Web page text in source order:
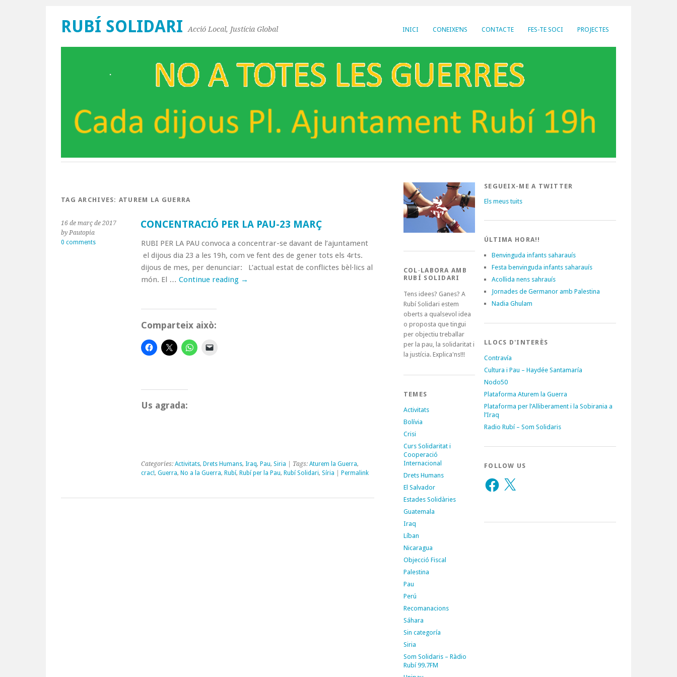
INICI CONEIXE’NS CONTACTE FES-TE SOCI PROJECTES
RUBÍ SOLIDARI Acció Local, Justícia Global
TAG ARCHIVES: ATUREM LA GUERRA
16 de març de 2017
by Pautopia
0 comments
CONCENTRACIÓ PER LA PAU-23 MARÇ
RUBI PER LA PAU convoca a concentrar-se davant de l’ajuntament
el dijous dia 23 a les 19h, com ve fent des de gener tots els 4rts.
dijous de mes, per denunciar: L’actual estat de conflictes bèl·lics al
món. El … Continue reading →
Comparteix això:
Us agrada:
Categories: Activitats, Drets Humans, Iraq, Pau, Siria | Tags: Aturem la Guerra,
crac!, Guerra, No a la Guerra, Rubí, Rubí per la Pau, Rubí Solidari, Síria Permalink
COL·LABORA AMB
RUBÍ SOLIDARI
Tens idees? Ganes? A
Rubí Solidari estem
oberts a qualsevol idea
o proposta que tingui
per objectiu treballar
per la pau, la solidaritat i
la justícia. Explica'ns!!!
TEMES
Activitats
Bolívia
Crisi
Curs Solidaritat i
Cooperació
Internacional
Drets Humans
El Salvador
Estades Solidàries
Guatemala
Iraq
Líban
Nicaragua
Objecció Fiscal
Palestina
Pau
Perú
Recomanacions
Sáhara
Sin categoría
Siria
Som Solidaris – Ràdio
Rubí 99.7FM
SEGUEIX-ME A TWITTER
Els meus tuits
ÚLTIMA HORA!!
Benvinguda infants saharauís
Festa benvinguda infants saharauís
Acollida nens sahrauís
Jornades de Germanor amb Palestina
Nadia Ghulam
LLOCS D'INTERÈS
Contravía
Cultura i Pau – Haydée Santamaría
Nodo50
Plataforma Aturem la Guerra
Plataforma per l’Alliberament i la Sobirania a
l’Iraq
Radio Rubí – Som Solidaris
FOLLOW US
Facebook
X